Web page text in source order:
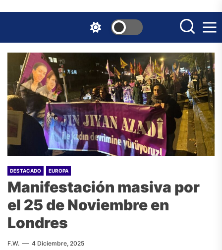
the
content
DESTACADO EUROPA
Manifestación masiva por
el 25 de Noviembre en
Londres
F.W. 4 Diciembre, 2025